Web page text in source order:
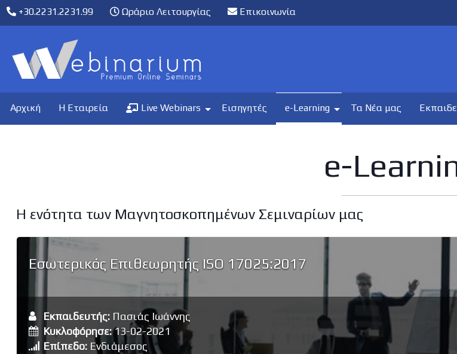
+30.2231.2231.99 Ωράριο Λειτουργίας Επικοινωνία
Αρχική Η Εταιρεία Live Webinars Εισηγητές e-Learning Τα Νέα μας
e-
Η ενότητα των Μαγνητοσκοπημένων Σεμιναρίων μας
Εσωτερικός Επιθεωρητής ISO 17025:2017
Εκπαιδευτής: Πασιάς Ιωάννης
Κυκλοφόρησε:13-02-2021
Επίπεδο: Ενδιάμεσος